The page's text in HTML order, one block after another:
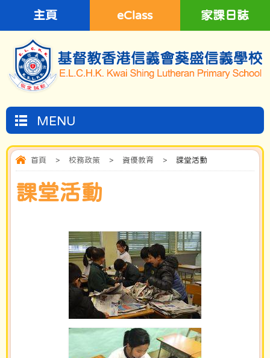
主頁 eClass 家課日誌
MENU
首頁 > 校務政策 > 資優教育 > 課堂活動
課堂活動